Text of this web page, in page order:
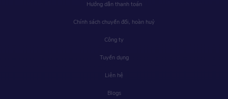
Hướng dẫn thanh toán
Chính sách chuyển đổi, hoàn huỷ
Công ty
Tuyển dụng
Liên hệ
Blogs